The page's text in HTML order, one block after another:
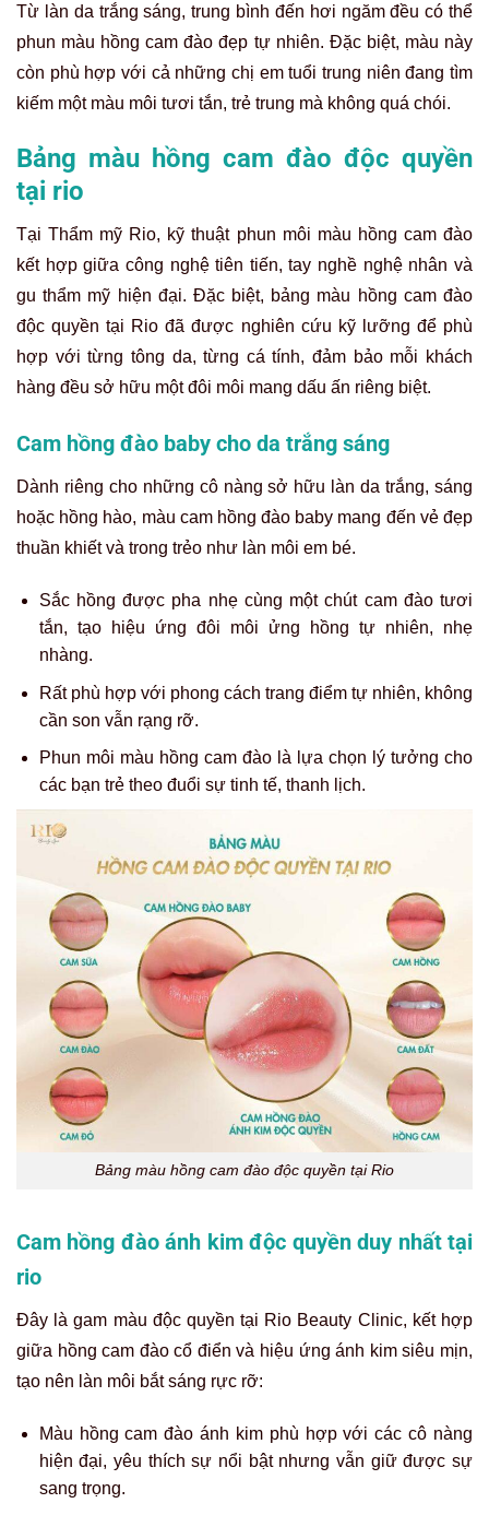
Từ làn da trắng sáng, trung bình đến hơi ngăm đều có thể
phun màu hồng cam đào đẹp tự nhiên. Đặc biệt, màu này
còn phù hợp với cả những chị em tuổi trung niên đang tìm
kiếm một màu môi tươi tắn, trẻ trung mà không quá chói.
Bảng màu hồng cam đào độc quyền
tại rio
Tại Thẩm mỹ Rio, kỹ thuật phun môi màu hồng cam đào
kết hợp giữa công nghệ tiên tiến, tay nghề nghệ nhân và
gu thẩm mỹ hiện đại. Đặc biệt, bảng màu hồng cam đào
độc quyền tại Rio đã được nghiên cứu kỹ lưỡng để phù
hợp với từng tông da, từng cá tính, đảm bảo mỗi khách
hàng đều sở hữu một đôi môi mang dấu ấn riêng biệt.
Cam hồng đào baby cho da trắng sáng
Dành riêng cho những cô nàng sở hữu làn da trắng, sáng
hoặc hồng hào, màu cam hồng đào baby mang đến vẻ đẹp
thuần khiết và trong trẻo như làn môi em bé.
Sắc hồng được pha nhẹ cùng một chút cam đào tươi
tắn, tạo hiệu ứng đôi môi ửng hồng tự nhiên, nhẹ
nhàng.
Rất phù hợp với phong cách trang điểm tự nhiên, không
cần son vẫn rạng rỡ.
Phun môi màu hồng cam đào là lựa chọn lý tưởng cho
các bạn trẻ theo đuổi sự tinh tế, thanh lịch.
Bảng màu hồng cam đào độc quyền tại Rio
Cam hồng đào ánh kim độc quyền duy nhất tại
rio
Đây là gam màu độc quyền tại Rio Beauty Clinic, kết hợp
giữa hồng cam đào cổ điển và hiệu ứng ánh kim siêu mịn,
tạo nên làn môi bắt sáng rực rỡ:
Màu hồng cam đào ánh kim phù hợp với các cô nàng
hiện đại, yêu thích sự nổi bật nhưng vẫn giữ được sự
sang trọng.